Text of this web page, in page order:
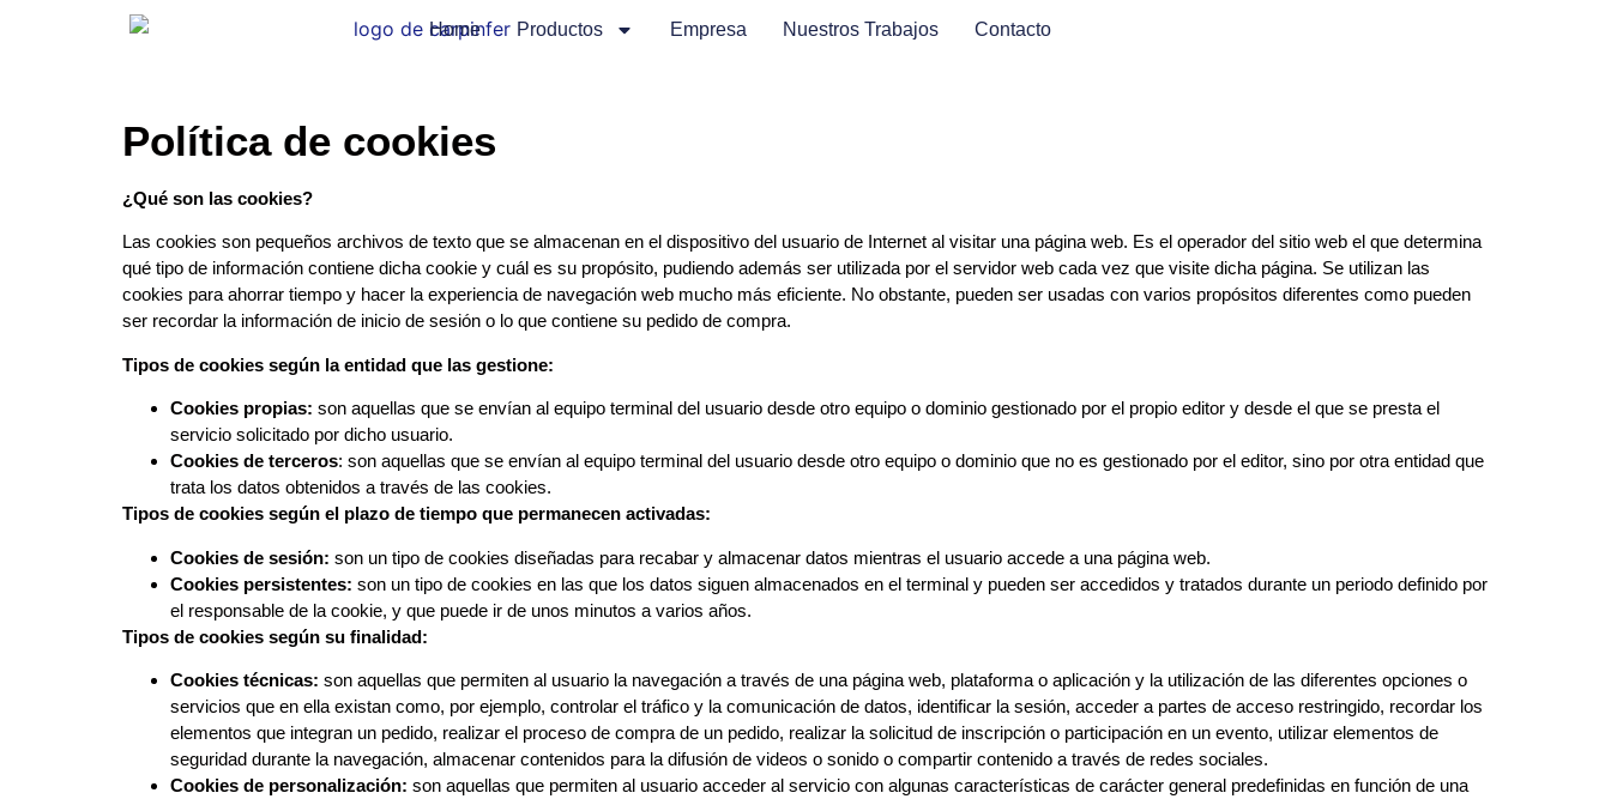
Home Productos Empresa Nuestros Trabajos Contacto
Política de cookies
¿Qué son las cookies?
Las cookies son pequeños archivos de texto que se almacenan en el dispositivo del usuario de Internet al visitar una página web. Es el operador del sitio web el que determina
qué tipo de información contiene dicha cookie y cuál es su propósito, pudiendo además ser utilizada por el servidor web cada vez que visite dicha página. Se utilizan las
cookies para ahorrar tiempo y hacer la experiencia de navegación web mucho más eficiente. No obstante, pueden ser usadas con varios propósitos diferentes como pueden
ser recordar la información de inicio de sesión o lo que contiene su pedido de compra.
Tipos de cookies según la entidad que las gestione:
Cookies propias: son aquellas que se envían al equipo terminal del usuario desde otro equipo o dominio gestionado por el propio editor y desde el que se presta el
servicio solicitado por dicho usuario.
Cookies de terceros: son aquellas que se envían al equipo terminal del usuario desde otro equipo o dominio que no es gestionado por el editor, sino por otra entidad que
trata los datos obtenidos a través de las cookies.
Tipos de cookies según el plazo de tiempo que permanecen activadas:
Cookies de sesión: son un tipo de cookies diseñadas para recabar y almacenar datos mientras el usuario accede a una página web.
Cookies persistentes: son un tipo de cookies en las que los datos siguen almacenados en el terminal y pueden ser accedidos y tratados durante un periodo definido por
el responsable de la cookie, y que puede ir de unos minutos a varios años.
Tipos de cookies según su finalidad:
Cookies técnicas: son aquellas que permiten al usuario la navegación a través de una página web, plataforma o aplicación y la utilización de las diferentes opciones o
servicios que en ella existan como, por ejemplo, controlar el tráfico y la comunicación de datos, identificar la sesión, acceder a partes de acceso restringido, recordar los
elementos que integran un pedido, realizar el proceso de compra de un pedido, realizar la solicitud de inscripción o participación en un evento, utilizar elementos de
seguridad durante la navegación, almacenar contenidos para la difusión de videos o sonido o compartir contenido a través de redes sociales.
Cookies de personalización: son aquellas que permiten al usuario acceder al servicio con algunas características de carácter general predefinidas en función de una